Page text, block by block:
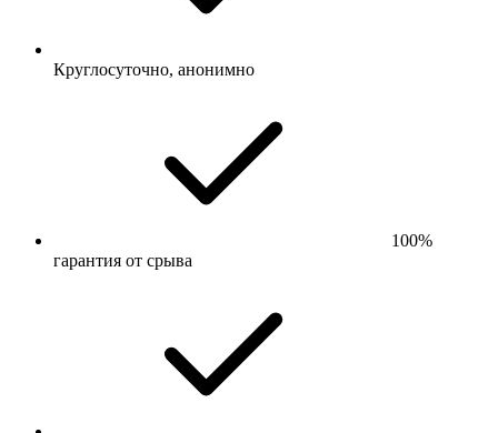
Круглосуточно, анонимно
100%
гарантия от срыва